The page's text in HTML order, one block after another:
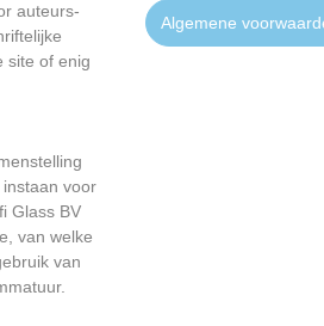
auteurs-
site of enig
voor
Glass BV
van welke
van
Algemene